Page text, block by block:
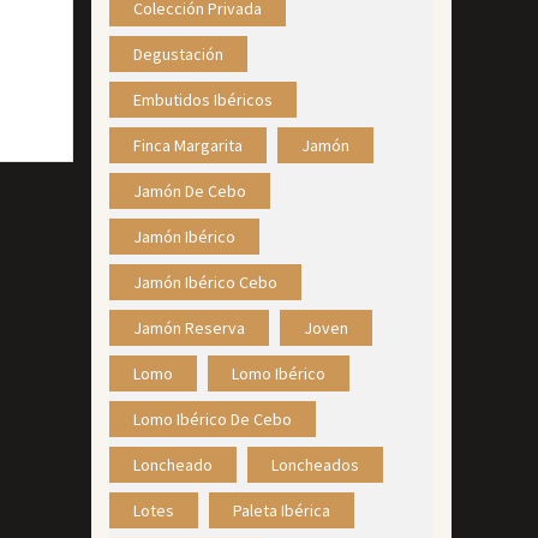
Colección Privada
Degustación
Embutidos Ibéricos
Finca Margarita Jamón
Jamón De Cebo
Jamón Ibérico
Jamón Ibérico Cebo
Jamón Reserva Joven
Lomo Lomo Ibérico
Lomo Ibérico De Cebo
Loncheado Loncheados
Lotes Paleta Ibérica